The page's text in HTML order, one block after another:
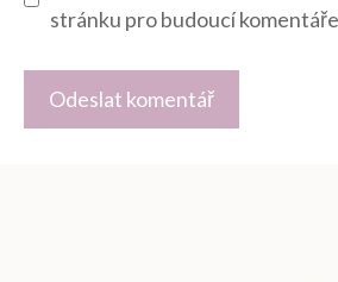
stránku pro budoucí